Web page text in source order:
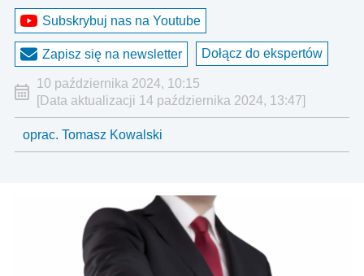
Subskrybuj nas na Youtube
Zapisz się na newsletter Dołącz do ekspertów
10 października 2024, 10:15
[Data aktualizacji 14 października 2024, 13:47]
oprac. Tomasz Kowalski